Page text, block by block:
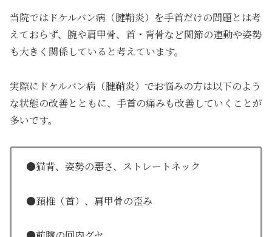
当院ではドケルバン病（腱鞘炎）を手首だけの問題とは考
えておらず、腕や肩甲骨、首・背骨など関節の連動や姿勢
も大きく関係していると考えています。
実際にドケルバン病（腱鞘炎）でお悩みの方は以下のよう
な状態の改善とともに、手首の痛みも改善していくことが
多いです。
●猫背、姿勢の悪さ、ストレートネック
●頚椎（首）、肩甲骨の歪み